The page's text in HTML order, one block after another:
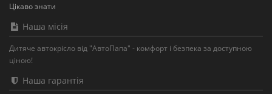
Цікаво знати
Наша місія
Дитяче автокрісло від "АвтоПапа" - комфорт і безпека за доступною
ціною!
Наша гарантія